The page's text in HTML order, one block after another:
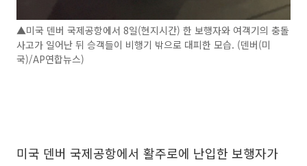
▲미국 덴버 국제공항에서 8일(현지시간) 한 보행자와 여객기의 충돌
사고가 일어난 뒤 승객들이 비행기 밖으로 대피한 모습. (덴버(미
국)/AP연합뉴스)
미국 덴버 국제공항에서 활주로에 난입한 보행자가